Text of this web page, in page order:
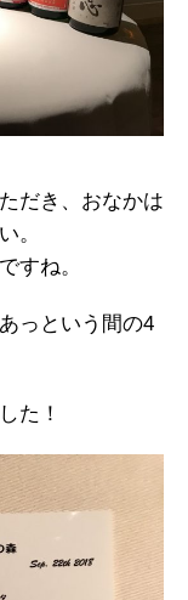
だき、おなかは
。
すね。
っという間の4
た！